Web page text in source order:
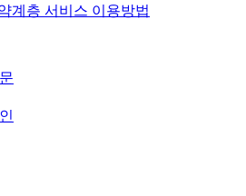
계층 서비스 이용방법